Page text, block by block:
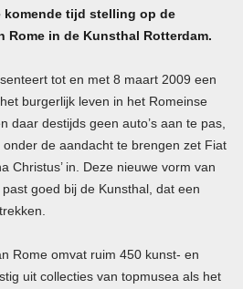
komende tijd stelling op de
in de Kunsthal Rotterdam.
tot en met 8 maart 2009 een
burgerlijk leven in het Romeinse
daar destijds geen auto’s aan te pas,
de aandacht te brengen zet Fiat
Christus’ in. Deze nieuwe vorm van
goed bij de Kunsthal, dat een
Rome omvat ruim 450 kunst- en
uit collecties van topmusea als het